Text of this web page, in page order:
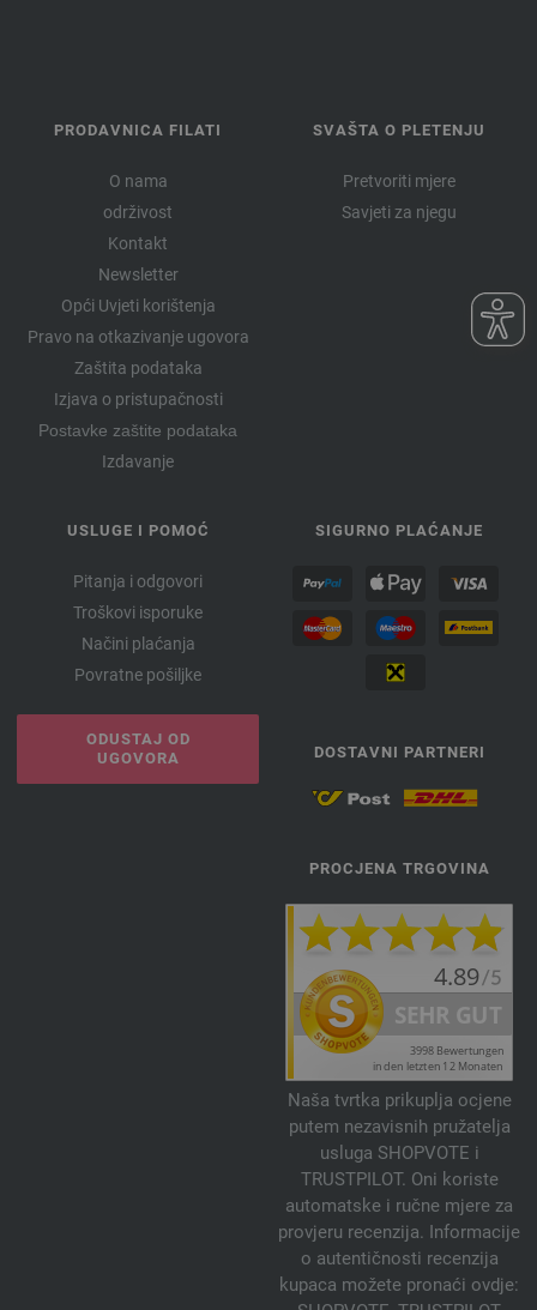
PRODAVNICA FILATI
O nama
održivost
Kontakt
Newsletter
Opći Uvjeti korištenja
Pravo na otkazivanje ugovora
Zaštita podataka
Izjava o pristupačnosti
Postavke zaštite podataka
Izdavanje
SVAŠTA O PLETENJU
Pretvoriti mjere
Savjeti za njegu
USLUGE I POMOĆ
Pitanja i odgovori
Troškovi isporuke
Načini plaćanja
Povratne pošiljke
ODUSTAJ OD
UGOVORA
SIGURNO PLAĆANJE
DOSTAVNI PARTNERI
PROCJENA TRGOVINA
Naša tvrtka prikuplja ocjene
putem nezavisnih pružatelja
usluga SHOPVOTE i
TRUSTPILOT. Oni koriste
automatske i ručne mjere za
provjeru recenzija. Informacije
o autentičnosti recenzija
kupaca možete pronaći ovdje: